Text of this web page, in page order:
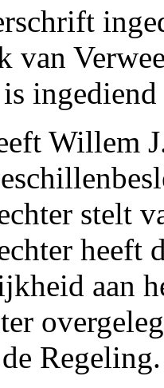
van
Willem
stelt
aan
Regeling.